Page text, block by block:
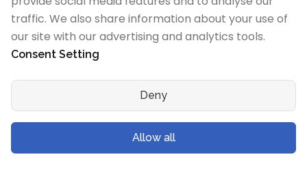
गिगाग्राम को Hundredweight (metric) में बदलें
गिगाग्राम को Kiloton (metric) में बदलें
गिगाग्राम को Carat में बदलें
गिगाग्राम को Gamma में बदलें
गिगाग्राम को Dalton में बदलें
गिगाग्राम को Planck mass में बदलें
गिगाग्राम को Electron mass (rest) में बदलें
traffic. We also share information about your use of
our site with our advertising and analytics tools.
Consent Setting
Deny
Allow all